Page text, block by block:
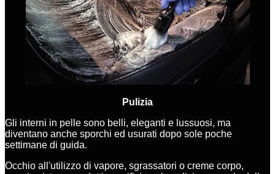
Pulizia
Gli interni in pelle sono belli, eleganti e lussuosi, ma
diventano anche sporchi ed usurati dopo sole poche
settimane di guida.
Occhio all'utilizzo di vapore, sgrassatori o creme corpo,